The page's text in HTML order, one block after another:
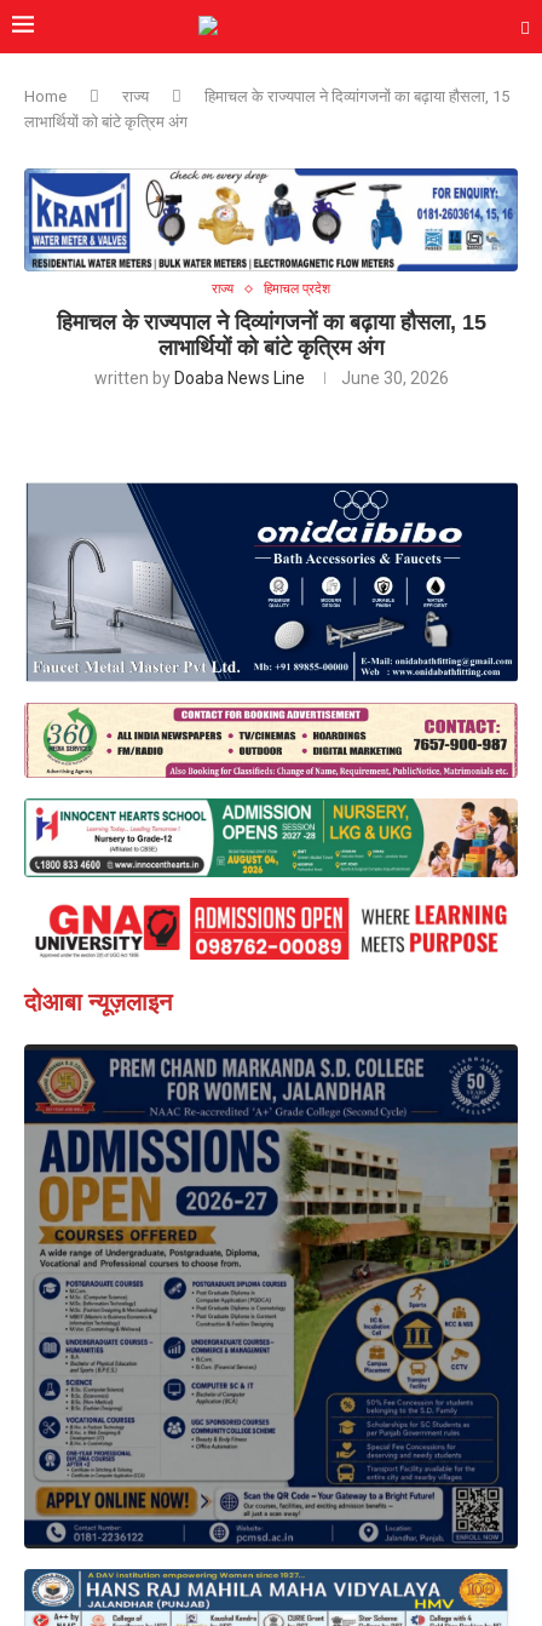
Home राज्य
हिमाचल के राज्यपाल ने दिव्यांगजनों का बढ़ाया हौसला, 15
लाभार्थियों को बांटे कृत्रिम अंग
राज्य हिमाचल प्रदेश
हिमाचल के राज्यपाल ने दिव्यांगजनों का बढ़ाया हौसला, 15
लाभार्थियों को बांटे कृत्रिम अंग
written by Doaba News Line June 30, 2026
दोआबा न्यूज़लाइन